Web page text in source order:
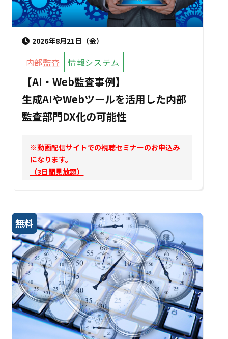
2026年8月21日（金）
内部監査 情報システム
【AI・Web監査事例】
生成AIやWebツールを活用した内部
監査部門DX化の可能性
※動画配信サイトでの視聴セミナーのお申込み
になります。
（3日間見放題）
無料